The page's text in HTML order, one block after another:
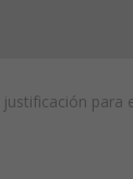
para